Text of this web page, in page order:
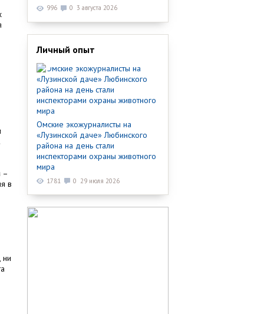
–
в
ни
996 0 3 августа 2026
Личный опыт
Омские экожурналисты на
«Лузинской даче» Любинского
района на день стали
инспекторами охраны животного
мира
1781 0 29 июля 2026